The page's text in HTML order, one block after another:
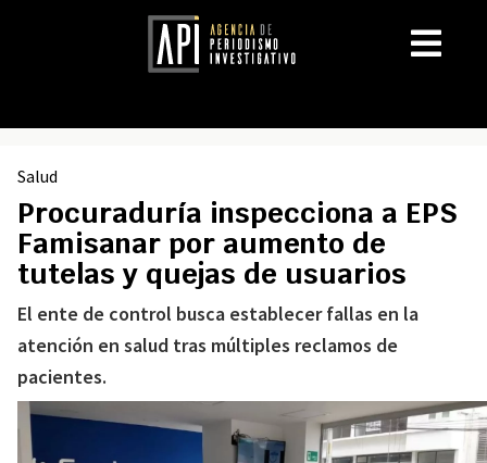
Salud
Procuraduría inspecciona a EPS
Famisanar por aumento de
tutelas y quejas de usuarios
El ente de control busca establecer fallas en la
atención en salud tras múltiples reclamos de
pacientes.